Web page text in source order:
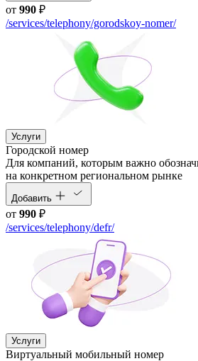
от 990 ₽
/services/telephony/gorodskoy-nomer/
Услуги
Городской номер
Для компаний, которым важно
на конкретном региональном рынке
Добавить
от 990 ₽
/services/telephony/defr/
Услуги
Виртуальный мобильный номер